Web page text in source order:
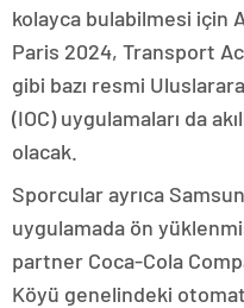
kolayca bulabilmesi için
Paris 2024, Transport
gibi bazı resmi
(IOC) uygulamaları da
olacak.
Sporcular ayrıca
uygulamada ön
partner Coca-Cola
Köyü genelindeki